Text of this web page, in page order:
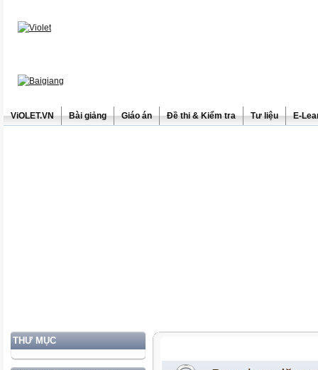
ViOLET.VN Bài giảng Giáo án Đề thi & Kiểm tra Tư liệu E-
THƯ MỤC